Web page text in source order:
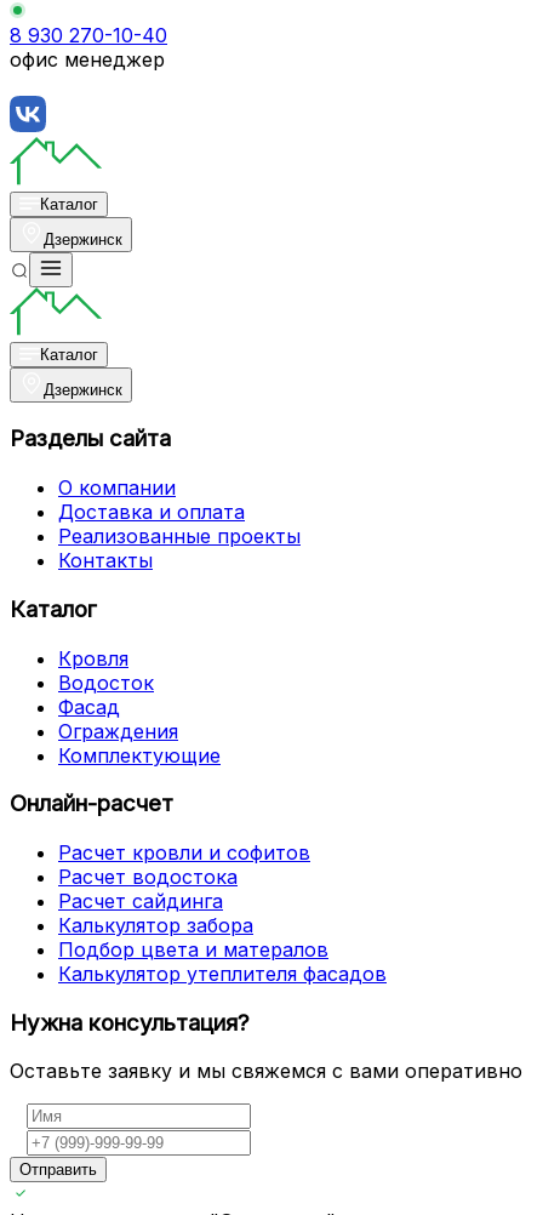
8 930 270-10-40
офис менеджер
Каталог
Дзержинск
Каталог
Дзержинск
Разделы сайта
О компании
Доставка и оплата
Реализованные проекты
Контакты
Каталог
Кровля
Водосток
Фасад
Ограждения
Комплектующие
Онлайн-расчет
Расчет кровли и софитов
Расчет водостока
Расчет сайдинга
Калькулятор забора
Подбор цвета и матералов
Калькулятор утеплителя фасадов
Нужна консультация?
Оставьте заявку и мы свяжемся с вами оперативно
Отправить